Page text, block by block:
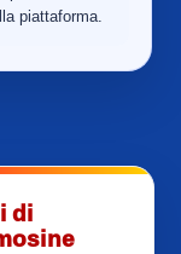
piattaforma.
di